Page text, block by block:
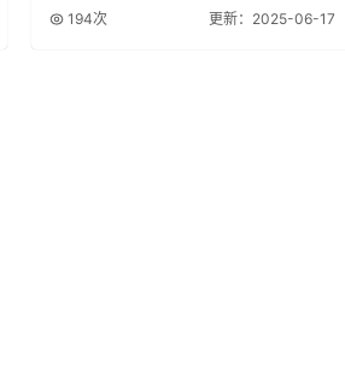
194次 更新：2025-06-17